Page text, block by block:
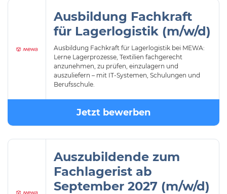
Ausbildung Fachkraft
für Lagerlogistik (m/w/d)
Ausbildung Fachkraft für Lagerlogistik bei MEWA:
Lerne Lagerprozesse, Textilien fachgerecht
anzunehmen, zu prüfen, einzulagern und
auszuliefern – mit IT-Systemen, Schulungen und
Berufsschule.
Jetzt bewerben
Auszubildende zum
Fachlagerist ab
September 2027 (m/w/d)